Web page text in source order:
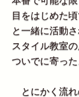
目をはじめた
と一緒に活動
スタイル教室
ついでに寄っ
とにかく流れ